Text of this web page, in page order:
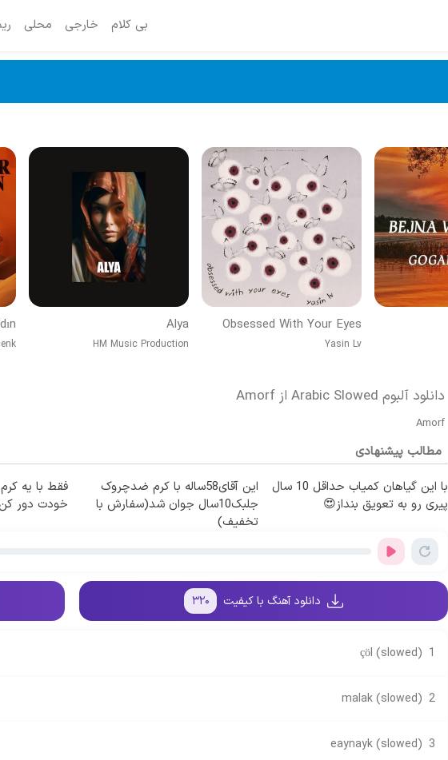
بی کلام خارجی محلی
Obsessed With Your Eyes
Yasin Lv
Alya
HM Music Production
دانلود آلبوم Arabic Slowed از Amorf
Amorf
مطالب پیشنهادی
با این گیاهان کمیاب حداقل 10 سال
پیری رو به تعویق بنداز😍
این آقای58ساله با کرم ضدچروک
جلبک10سال جوان شد(سفارش با
تخفیف)
فقط با یه
خودت دور
دانلود آهنگ با کیفیت ۳۲۰
1
çöl (slowed)
2
malak (slowed)
3
eaynayk (slowed)